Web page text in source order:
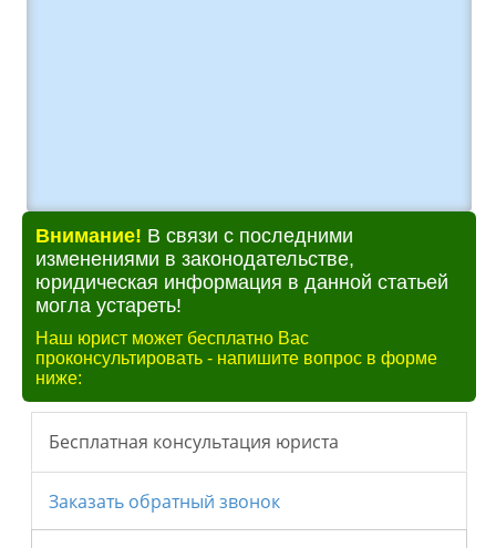
Внимание! В связи с последними
изменениями в законодательстве,
юридическая информация в данной статьей
могла устареть!
Наш юрист может бесплатно Вас
проконсультировать - напишите вопрос в форме
ниже: